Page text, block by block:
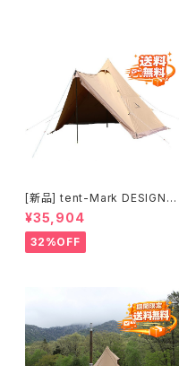
[新品] tent-Mark DESIGNS
サーカスTC DX+ サンドカラー
｜ソロ・デュオにおすすめの定番
TCテント
¥35,904
32%OFF